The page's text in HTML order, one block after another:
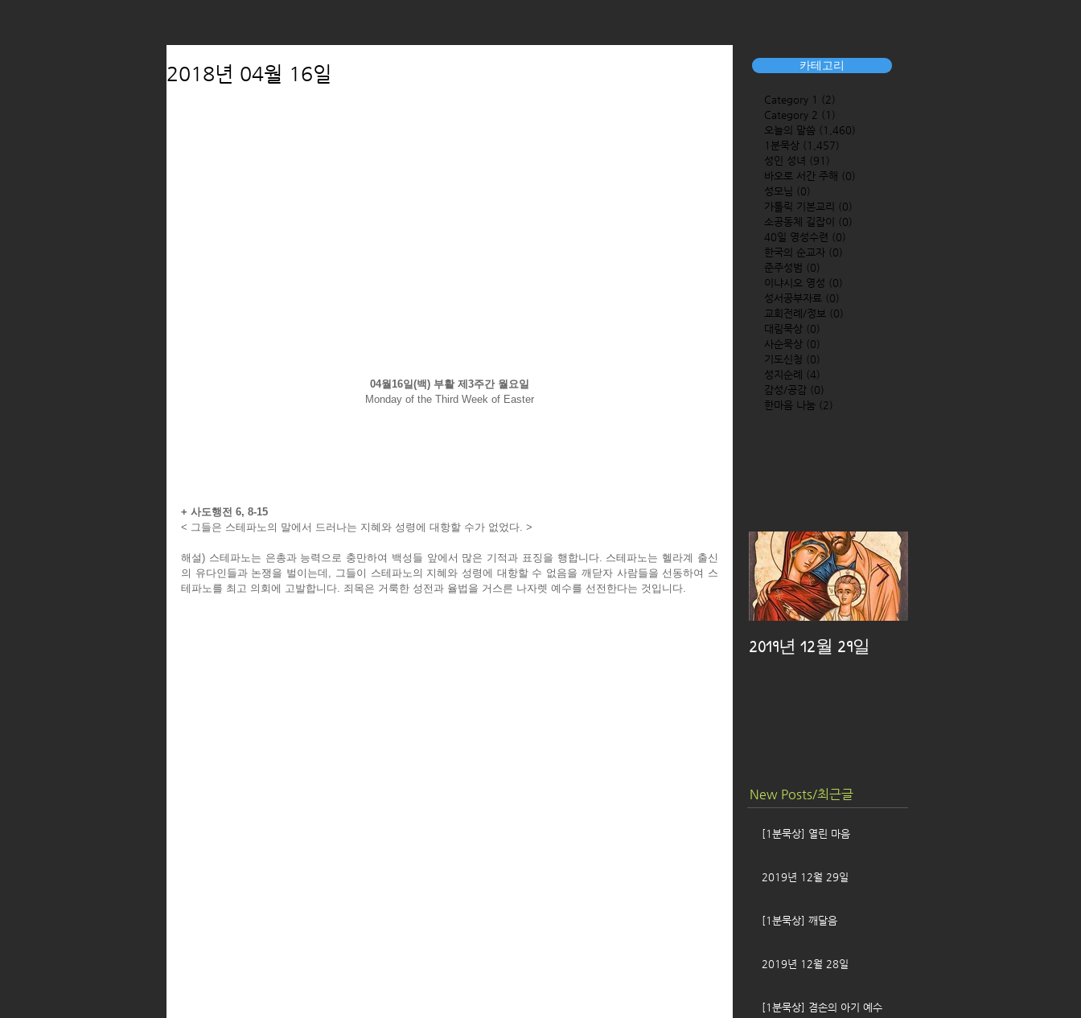
카테고리
Category 1 (2)
Category 2 (1)
오늘의 말씀 (1,460)
1분묵상 (1,457)
성인 성녀 (91)
바오로 서간 주해 (0)
성모님 (0)
가톨릭 기본교리 (0)
소공동체 길잡이
(0)
40일 영성수련 (0)
한국의 순교자 (0)
준주성범 (0)
이냐시오 영성 (0)
성서공부자료 (0)
교회전례/정보 (0)
대림묵상 (0)
사순묵상 (0)
기도신청 (0)
성지순례
(4)
감성/공감 (0)
한마음 나눔 (2)
2019년 12월 29일
New Posts/최근글
[1분묵상] 열린 마음
2019년 12월 29일
[1분묵상] 깨달음
2019년 12월 28일
[1분묵상] 겸손의 아기 예수
2018년 04월 16일
04월16일(백) 부활 제3주간 월요일
Monday of the Third Week of Easter
+ 사도행전 6, 8-15
< 그들은 스테파노의 말에서 드러나는 지혜와 성령에 대항할 수가 없었다. >
해설) 스테파노는 은총과 능력으로 충만하여 백성들 앞에서 많은 기적과 표징을 행합니다. 스테파노는 헬라계 출신
의 유다인들과 논쟁을 벌이는데, 그들이 스테파노의 지혜와 성령에 대항할 수 없음을 깨닫자 사람들을 선동하여 스
테파노를 최고 의회에 고발합니다. 죄목은 거룩한 성전과 율법을 거스른 나자렛 예수를 선전한다는 것입니다.